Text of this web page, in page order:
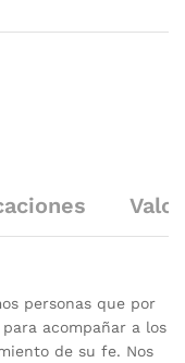
personas que por
acompañar a los
de su fe. Nos